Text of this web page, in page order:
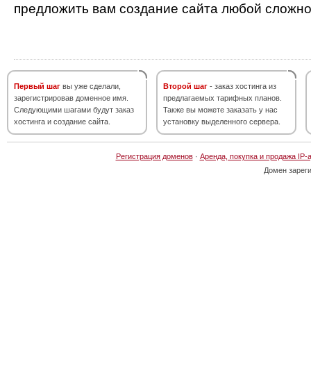
предложить вам создание сайта любой
Первый шаг вы уже сделали,
зарегистрировав доменное имя.
Следующими шагами будут заказ
хостинга и создание сайта.
Второй шаг - заказ хостинга из
предлагаемых тарифных планов.
Также вы можете заказать у нас
установку выделенного сервера.
Регистрация доменов· Аренда, покупка и продажа IP-
Домен